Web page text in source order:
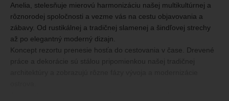
Anelia, stelesňuje mierovú harmonizáciu našej multikultúrnej a
rôznorodej spoločnosti a vezme vás na cestu objavovania a
zábavy. Od rustikálnej a tradičnej slamenej a šindľovej strechy
až po elegantný moderný dizajn.
Koncept rezortu prenesie hosťa do cestovania v čase. Drevené
práce a dekorácie sú stálou pripomienkou našej tradičnej